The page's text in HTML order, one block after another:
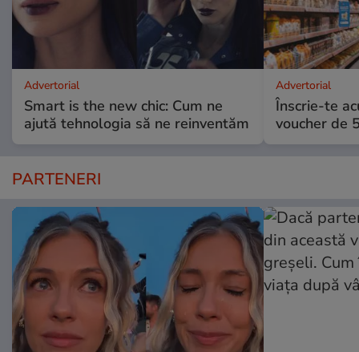
Advertorial
Smart is the new chic: Cum ne
ajută tehnologia să ne reinventăm
Advertorial
Înscrie-te
voucher de
PARTENERI